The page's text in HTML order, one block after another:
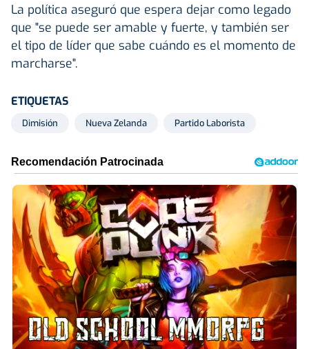
La política aseguró que espera dejar como legado
que "se puede ser amable y fuerte, y también ser
el tipo de líder que sabe cuándo es el momento de
marcharse".
ETIQUETAS
Dimisión Nueva Zelanda Partido Laborista